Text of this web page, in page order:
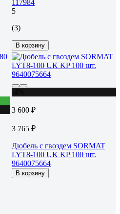
117984
5
(3)
В корзину
3 600 ₽
3 765 ₽
Дюбель с гвоздем SORMAT
LYT8-100 UK KP 100 шт.
9640075664
В корзину